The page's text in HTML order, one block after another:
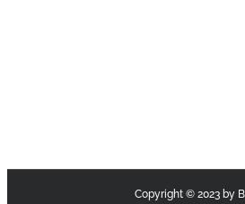
Copyright © 2023 by B.